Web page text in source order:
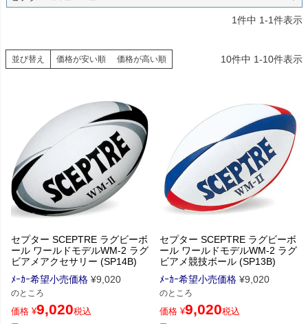
1件中 1-1件表示
並び替え 価格が安い順 価格が高い順 10件中 1-10件表示
セプター SCEPTRE ラグビーボ
ール ワールドモデルWM-2 ラグ
ビアメアクセサリー (SP14B)
ﾒｰｶｰ希望小売価格 ¥9,020
のところ
価格 ¥9,020税込
セプター SCEPTRE ラグビーボ
ール ワールドモデルWM-2 ラグ
ビアメ競技ボール (SP13B)
ﾒｰｶｰ希望小売価格 ¥9,020
のところ
価格 ¥9,020税込